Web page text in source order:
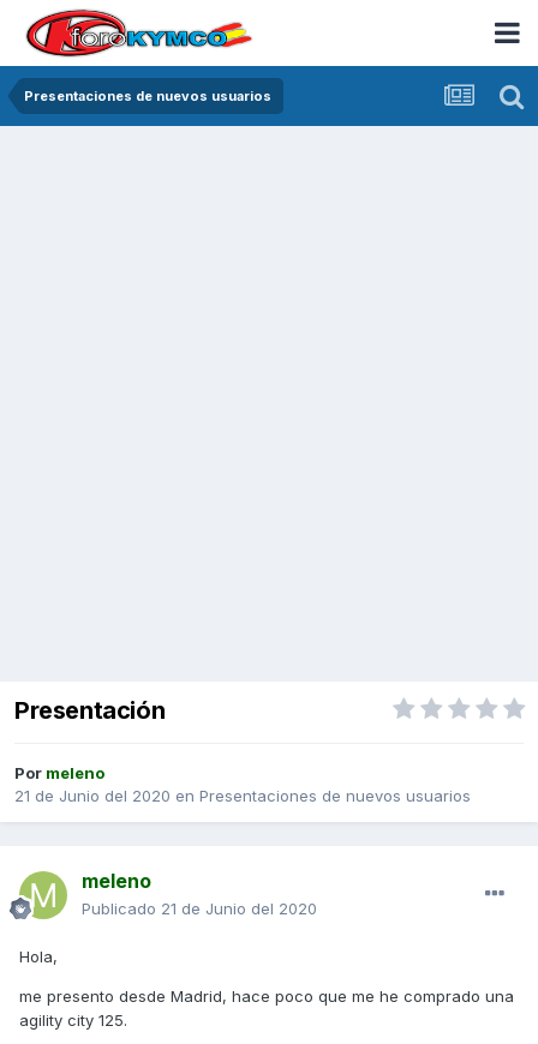
Presentaciones de nuevos usuarios
Presentación
Por meleno
21 de Junio del 2020 en Presentaciones de nuevos usuarios
meleno
Publicado 21 de Junio del 2020
Hola,
me presento desde Madrid, hace poco que me he comprado una
agility city 125.